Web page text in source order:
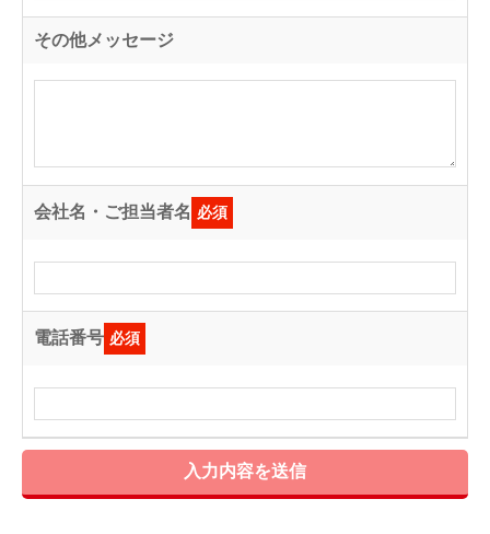
その他メッセージ
会社名・ご担当者名 必須
電話番号 必須
入力内容を送信